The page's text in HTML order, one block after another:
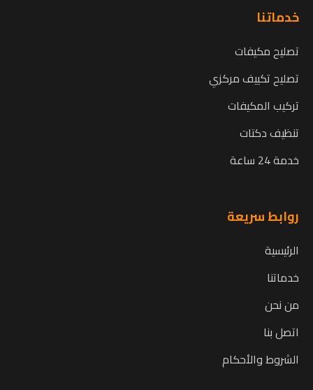
خدماتنا
تصليح مكيفات
تصليح تكييف مركزي
تركيب المكيفات
تنظيف دكتات
خدمة 24 ساعة
روابط سريعة
الرئيسية
خدماتنا
من نحن
اتصل بنا
الشروط والأحكام